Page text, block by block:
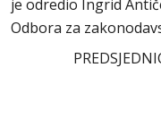
je odredio Ingrid
Odbora za